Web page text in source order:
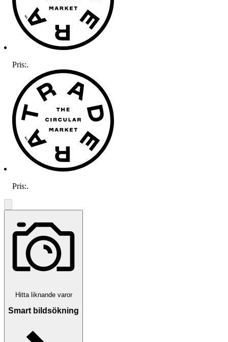
Pris:.
Pris:.
Hitta liknande varor
Smart bildsökning